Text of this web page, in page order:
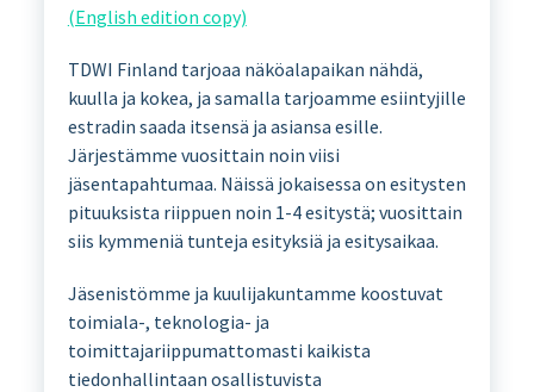
(English edition copy)
TDWI Finland tarjoaa näköalapaikan nähdä,
kuulla ja kokea, ja samalla tarjoamme esiintyjille
estradin saada itsensä ja asiansa esille.
Järjestämme vuosittain noin viisi
jäsentapahtumaa. Näissä jokaisessa on esitysten
pituuksista riippuen noin 1-4 esitystä; vuosittain
siis kymmeniä tunteja esityksiä ja esitysaikaa.
Jäsenistömme ja kuulijakuntamme koostuvat
toimiala-, teknologia- ja
toimittajariippumattomasti kaikista
tiedonhallintaan osallistuvista